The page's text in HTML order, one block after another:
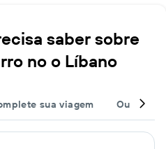
saber sobre
no o Líbano
sua viagem Outros